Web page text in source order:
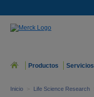
Productos Servicios
Inicio > Life Science Research